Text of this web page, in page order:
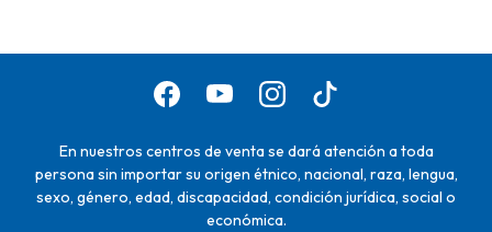
En nuestros centros de venta se dará atención a toda
persona sin importar su origen étnico, nacional, raza, lengua,
sexo, género, edad, discapacidad, condición jurídica, social o
económica.